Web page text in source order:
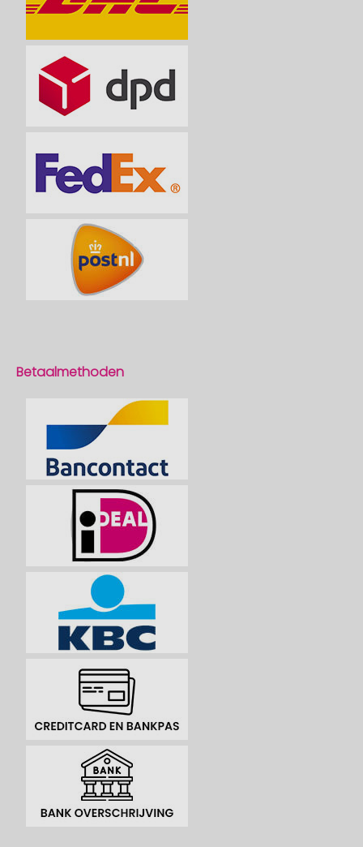
Betaalmethoden